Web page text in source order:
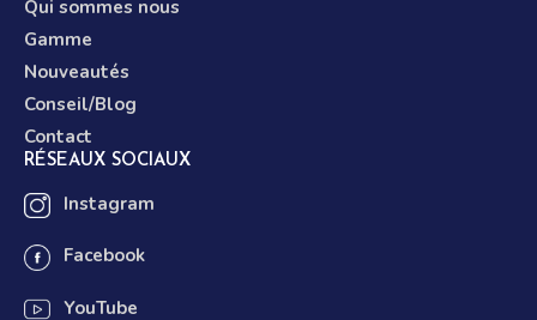
RÉSEAUX SOCIAUX
Instagram
Facebook
YouTube
Qui sommes nous
Gamme
Nouveautés
Conseil/Blog
Contact